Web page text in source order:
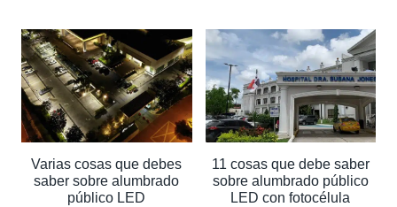
Varias cosas que debes
saber sobre alumbrado
público LED
11 cosas que debe saber
sobre alumbrado público
LED con fotocélula